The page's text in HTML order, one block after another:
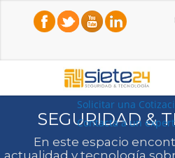
Solicitar una
Contacta a un
SEGURIDAD &
En este espacio
actualidad y tecnología